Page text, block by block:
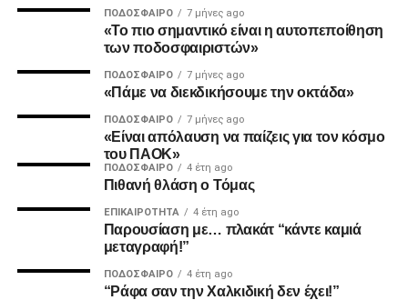
2. Την πιο σίγουρη και την πιο γρήγορη λύση για την
πολύ να δωθεί στον λαό του ΠΑΟΚ.
Και από ότι φαίνεται, ούτε γρήγοροι, ούτε σίγουροι, ούτε
ανεξάρτητοι σταθήκατε.
Επιθυμία λοιπόν του κόσμου που σας στήριξε είναι να
δωθούν ΑΜΕΣΑ αποτελέσματα και λύσεις οι οποίες
υποστηρίζονται από συμπαγής απόψεις και όχι αβάσιμες
τεκμηριώσεις και κομφούζιο καθυστερήσεων για το τι
πραγματικά συμβαίνει με την κληρονομιά του συλλόγου
ΠΟΔΌΣΦΑΙΡΟ 7 μήνες ago
«Το πιο σημαντικό είναι η αυτοπεποίθηση
των ποδοσφαιριστών»
ΠΟΔΌΣΦΑΙΡΟ 7 μήνες ago
«Πάμε να διεκδικήσουμε την οκτάδα»
ΠΟΔΌΣΦΑΙΡΟ 7 μήνες ago
«Είναι απόλαυση να παίζεις για τον κόσμο
του ΠΑΟΚ»
ΠΟΔΌΣΦΑΙΡΟ 4 έτη ago
Πιθανή θλάση ο Τόμας
ΕΠΙΚΑΙΡΌΤΗΤΑ 4 έτη ago
Παρουσίαση με… πλακάτ “κάντε καμιά
μεταγραφή!”
ΠΟΔΌΣΦΑΙΡΟ 4 έτη ago
“Ράφα σαν την Χαλκιδική δεν έχει!”